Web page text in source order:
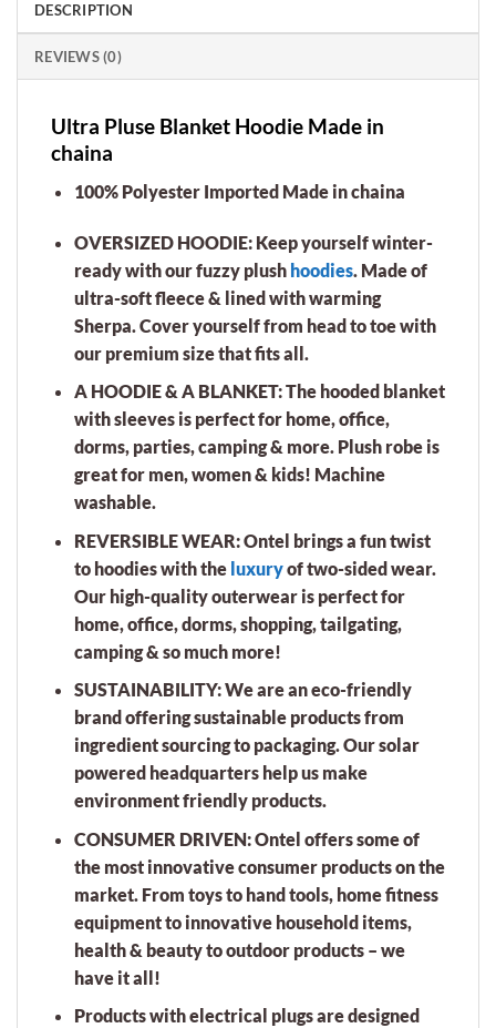
DESCRIPTION
REVIEWS (0)
Ultra Pluse Blanket Hoodie Made in
chaina
100% Polyester Imported Made in chaina
OVERSIZED HOODIE: Keep yourself winter-
ready with our fuzzy plush hoodies. Made of
ultra-soft fleece & lined with warming
Sherpa. Cover yourself from head to toe with
our premium size that fits all.
A HOODIE & A BLANKET: The hooded blanket
with sleeves is perfect for home, office,
dorms, parties, camping & more. Plush robe is
great for men, women & kids! Machine
washable.
REVERSIBLE WEAR: Ontel brings a fun twist
to hoodies with the luxuryof two-sided wear.
Our high-quality outerwear is perfect for
home, office, dorms, shopping, tailgating,
camping & so much more!
SUSTAINABILITY: We are an eco-friendly
brand offering sustainable products from
ingredient sourcing to packaging. Our solar
powered headquarters help us make
environment friendly products.
CONSUMER DRIVEN: Ontel offers some of
the most innovative consumer products on the
market. From toys to hand tools, home fitness
equipment to innovative household items,
health & beauty to outdoor products – we
have it all!
Products with electrical plugs are designed